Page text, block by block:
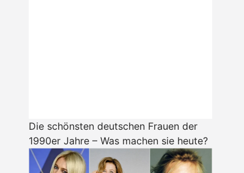
Die schönsten deutschen Frauen der
1990er Jahre – Was machen sie heute?